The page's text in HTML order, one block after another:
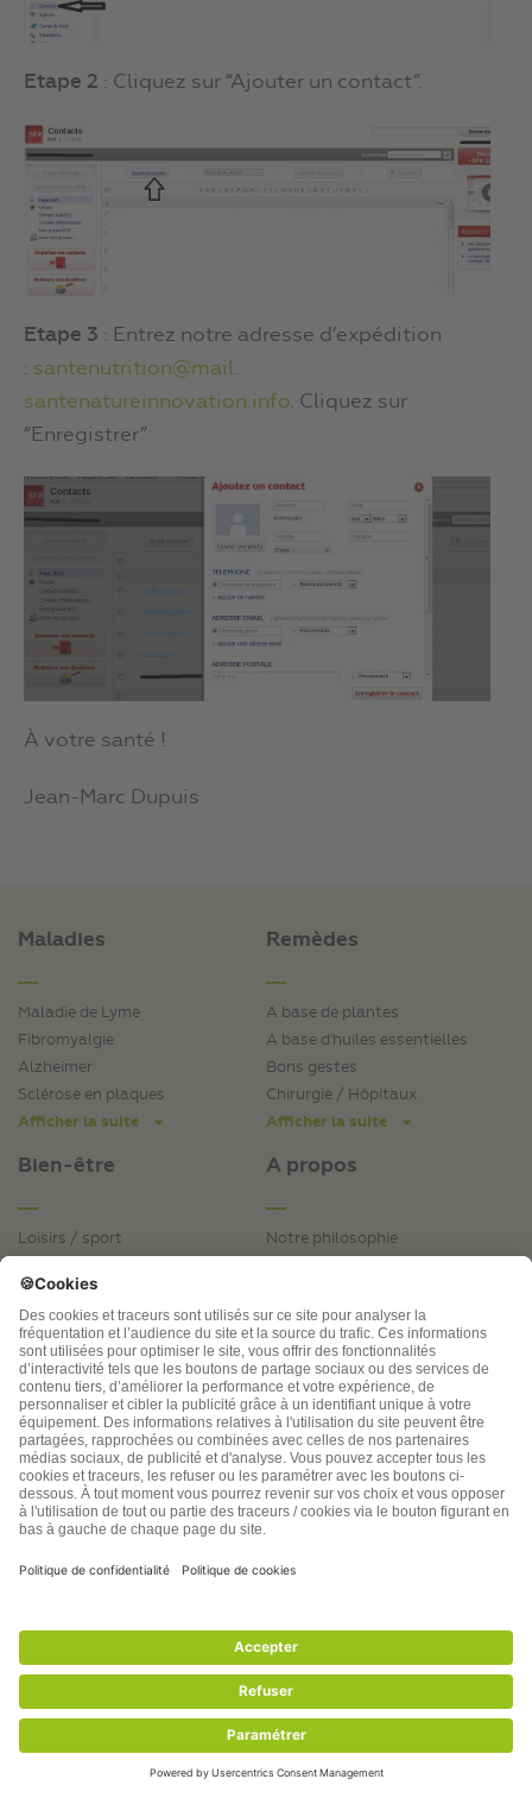
Etape 2 : Cliquez sur “Ajouter un contact”.
Etape 3 : Entrez notre adresse d’expédition
: santenutrition@mail.
santenatureinnovation.info. Cliquez sur
“Enregistrer”
À votre santé !
Jean-Marc Dupuis
Maladies
Maladie de Lyme
Fibromyalgie
Alzheimer
Sclérose en plaques
Afficher la suite
Bien-être
Loisirs / sport
Famille
Plan du site
Remèdes
A base de plantes
A base d'huiles essentielles
Bons gestes
Chirurgie / Hôpitaux
Afficher la suite
A propos
Notre philosophie
La lettre confidentielle
Auteurs et contributeurs SNI
Paroles de Lecteurs
Nutrition
Aliments sains
Aliments à éviter
Compléments alimentaires
FAQ : Questions / Réponses
Ajoutez-nous à votre carnet
Anti-âge : longévité
Anti-rides
Ménopause
Mémoire